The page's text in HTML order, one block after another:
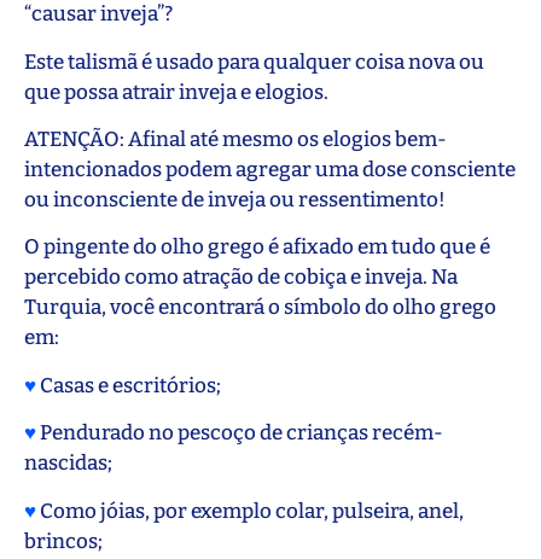
“causar inveja”?
Este talismã é usado para qualquer coisa nova ou
que possa atrair inveja e elogios.
ATENÇÃO: Afinal até mesmo os elogios bem-
intencionados podem agregar uma dose consciente
ou inconsciente de inveja ou ressentimento!
O pingente do olho grego é afixado em tudo que é
percebido como atração de cobiça e inveja. Na
Turquia, você encontrará o símbolo do olho grego
em:
♥Casas e escritórios;
♥Pendurado no pescoço de crianças recém-
nascidas;
♥Como jóias, por exemplo colar, pulseira, anel,
brincos;